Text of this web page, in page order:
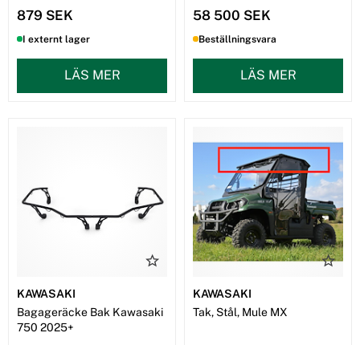
879 SEK
I externt lager
LÄS MER
58 500 SEK
Beställningsvara
LÄS MER
KAWASAKI
Bagageräcke Bak Kawasaki
750 2025+
KAWASAKI
Tak, Stål, Mule MX